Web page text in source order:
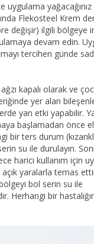
Flekosteel Krem
değişir) ilgili bölgeye
devam edin.
tercihen günde
kapalı olarak ve
yer alan
yan etki yapabilir.
başlamadan önce
ters durum
su ile durulayın.
harici kullanım için
yaralarla temas
bol serin su ile
Herhangi bir